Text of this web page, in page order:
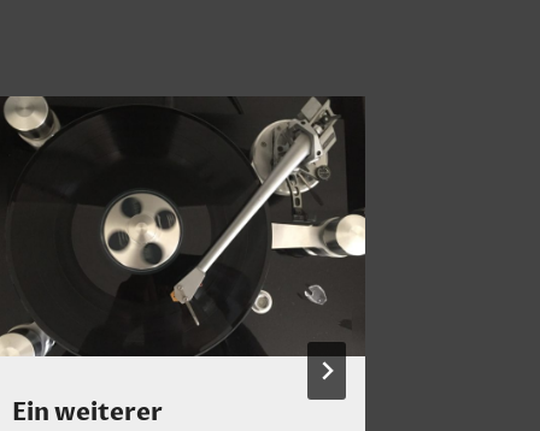
Ein weiterer